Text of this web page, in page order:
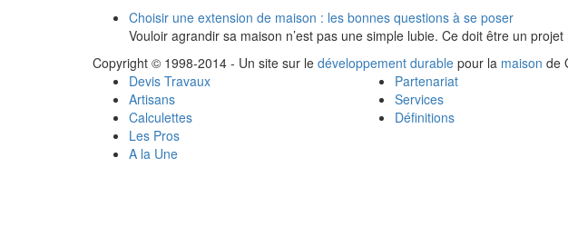
Choisir une extension de maison : les bonnes questions à se poser
Vouloir agrandir sa maison n’est pas une simple lubie. Ce doit être un
Copyright © 1998-2014 - Un site sur le développement durable pour la maison de
Devis Travaux
Artisans
Calculettes
Les Pros
A la Une
Partenariat
Services
Définitions